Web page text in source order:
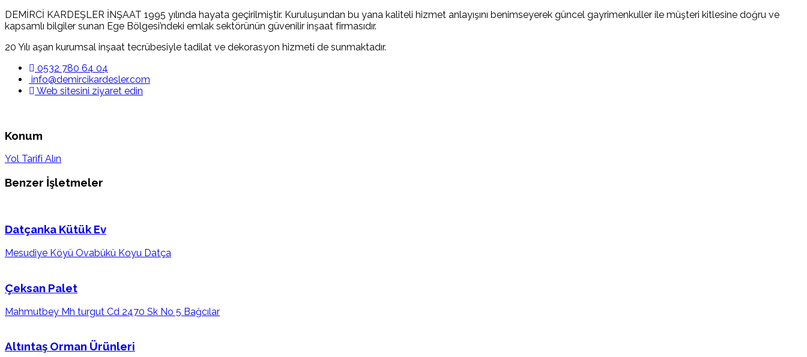
DEMİRCİ KARDEŞLER İNŞAAT 1995 yılında hayata geçirilmiştir. Kuruluşundan bu yana kaliteli hizmet anlayışını benimseyerek güncel gayrimenkuller ile müşteri kitlesine doğru ve
kapsamlı bilgiler sunan Ege Bölgesi’ndeki emlak sektörünün güvenilir inşaat firmasıdır.
20 Yılı aşan kurumsal inşaat tecrübesiyle tadilat ve dekorasyon hizmeti de sunmaktadır.
0532 780 64 04
info@demircikardesler.com
Web sitesini ziyaret edin
Konum
Yol Tarifi Alın
Benzer İşletmeler
Datçanka Kütük Ev
Mesudiye Köyü Ovabükü Koyu Datça
Çeksan Palet
Mahmutbey Mh turgut Cd 2470 Sk No 5 Bağcılar
Altıntaş Orman Ürünleri